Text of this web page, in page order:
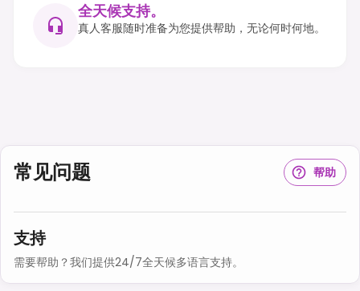
全天候支持。
真人客服随时准备为您提供帮助，无论何时何地。
常见问题 帮助
支持
需要帮助？我们提供24/7全天候多语言支持。